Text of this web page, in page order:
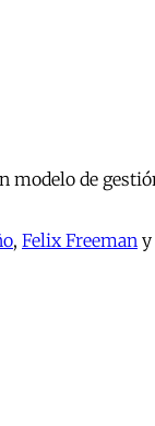
de
, Felix Freeman y